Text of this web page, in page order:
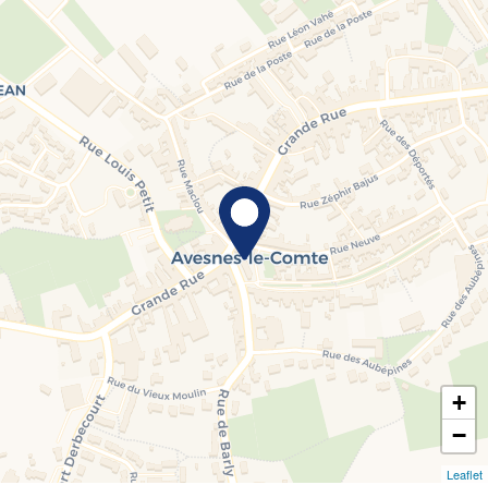
+
−
Leaflet